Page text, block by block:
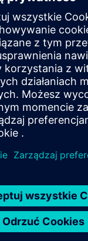
CAM | Free
CNC
by providing
tool selection,